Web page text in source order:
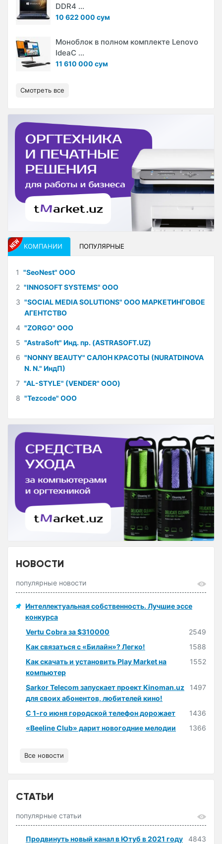
DDR4 ...
10 622 000 сум
Моноблок в полном комплекте Lenovo
IdeaC ...
11 610 000 сум
Смотреть все
КОМПАНИИ ПОПУЛЯРНЫЕ
1 "SeoNest" ООО
2 "INNOSOFT SYSTEMS" ООО
3 "SOCIAL MEDIA SOLUTIONS" ООО МАРКЕТИНГОВОЕ
АГЕНТСТВО
4 "ZORGO" ООО
5 "AstraSoft" Инд. пр. (ASTRASOFT.UZ)
6 "NONNY BEAUTY" САЛОН КРАСОТЫ (NURATDINOVA
N. N." ИндП)
7 "AL-STYLE" (VENDER" ООО)
8 "Tezcode" ООО
НОВОСТИ
популярные новости
Интеллектуальная собственность. Лучшие эссе
конкурса
Vertu Cobra за $310000
2549
Как связаться с «Билайн»? Легко!
1588
Как скачать и установить Play Market на
компьютер
1552
Sarkor Telecom запускает проект Kinoman.uz
для своих абонентов, любителей кино!
1497
С 1-го июня городской телефон дорожает
1436
«Beeline Club» дарит новогодние мелодии
1366
Все новости
СТАТЬИ
популярные статьи
Продвинуть новый канал в Ютуб в 2021 году
4843